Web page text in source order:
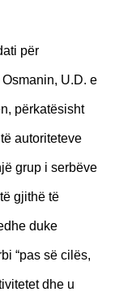
për
U.D. e
përkatësisht
autoriteteve
grup i serbëve
gjithë të
duke
“pas së cilës,
dhe u